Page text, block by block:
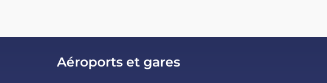
Aéroports et gares